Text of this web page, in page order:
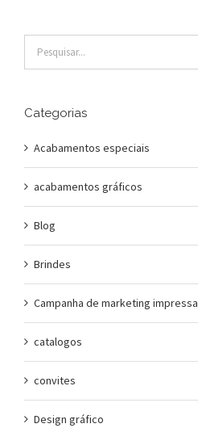
resultados
Categorias
Acabamentos especiais
acabamentos gráficos
Blog
Brindes
Campanha de marketing impressa
catalogos
convites
Design gráfico